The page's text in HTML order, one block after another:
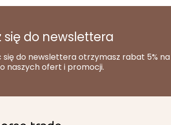
się do newslettera
się do newslettera otrzymasz rabat 5%
naszych ofert i promocji.